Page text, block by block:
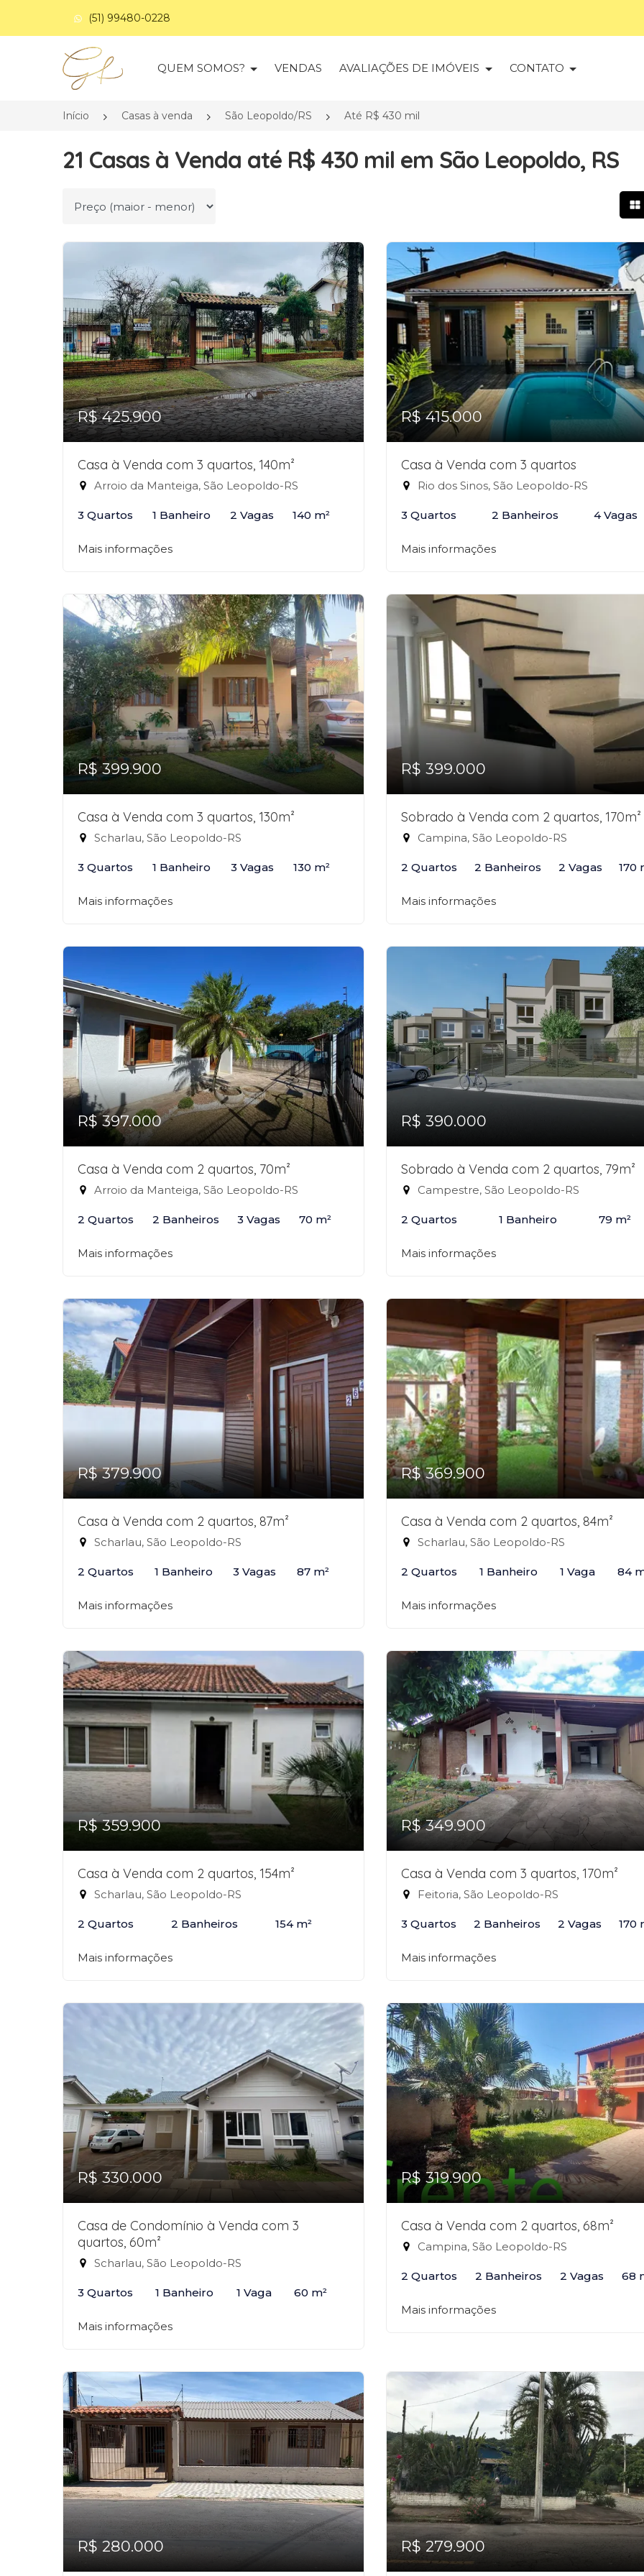
(51) 99480-0228
Página inicial
QUEM SOMOS? VENDAS AVALIAÇÕES DE IMÓVEIS CONTATO
Início Casas à venda São Leopoldo/RS Até R$ 430 mil
21 Casas à Venda até R$ 430 mil em São Leopoldo, RS
Ordenar por
R$ 425.900
Casa à Venda com 3 quartos, 140m²
Arroio da Manteiga, São Leopoldo-RS
3 Quartos 1 Banheiro 2 Vagas 140 m²
Mais informações
R$ 415.000
Casa à Venda com 3 quartos
Rio dos Sinos, São Leopoldo-RS
3 Quartos 2 Banheiros 4 Vagas
Mais informações
R$ 399.900
Casa à Venda com 3 quartos, 130m²
Scharlau, São Leopoldo-RS
3 Quartos 1 Banheiro 3 Vagas 130 m²
Mais informações
R$ 399.000
Sobrado à Venda com 2 quartos, 170m²
Campina, São Leopoldo-RS
2 Quartos 2 Banheiros 2 Vagas 170
Mais informações
R$ 397.000
Casa à Venda com 2 quartos, 70m²
Arroio da Manteiga, São Leopoldo-RS
2 Quartos 2 Banheiros 3 Vagas 70 m²
Mais informações
R$ 390.000
Sobrado à Venda com 2 quartos, 79m²
Campestre, São Leopoldo-RS
2 Quartos 1 Banheiro 79 m²
Mais informações
R$ 379.900
Casa à Venda com 2 quartos, 87m²
Scharlau, São Leopoldo-RS
2 Quartos 1 Banheiro 3 Vagas 87 m²
Mais informações
R$ 369.900
Casa à Venda com 2 quartos, 84m²
Scharlau, São Leopoldo-RS
2 Quartos 1 Banheiro 1 Vaga 84
Mais informações
R$ 359.900
Casa à Venda com 2 quartos, 154m²
Scharlau, São Leopoldo-RS
2 Quartos 2 Banheiros 154 m²
Mais informações
R$ 349.900
Casa à Venda com 3 quartos, 170m²
Feitoria, São Leopoldo-RS
3 Quartos 2 Banheiros 2 Vagas 170
Mais informações
R$ 330.000
Casa de Condomínio à Venda com 3
quartos, 60m²
Scharlau, São Leopoldo-RS
3 Quartos 1 Banheiro 1 Vaga 60 m²
Mais informações
R$ 319.900
Casa à Venda com 2 quartos, 68m²
Campina, São Leopoldo-RS
2 Quartos 2 Banheiros 2 Vagas 68
Mais informações
R$ 280.000 R$ 279.900